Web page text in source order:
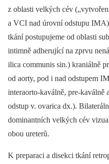
z oblasti velkých cév
a VCI nad úrovní odstupu
tkání postupujeme od oblasti
intimně adherující na zprvu
ilica communis sin.) kraniálně
od aorty, pod i nad odstupem
interaorto-kaválně, pre-
odstup v. ovarica dx.).
dominantních velkých cév
obou ureterů.
K preparaci a disekci tkání